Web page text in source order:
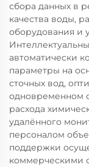
сбора данных в
качества воды,
оборудования и
автоматически
параметры на
сточных вод,
одновременном
расхода
удалённого
персоналом
поддержки
коммерческими